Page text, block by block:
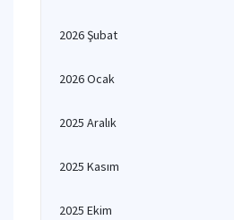
2026 Şubat
2026 Ocak
2025 Aralık
2025 Kasım
2025 Ekim